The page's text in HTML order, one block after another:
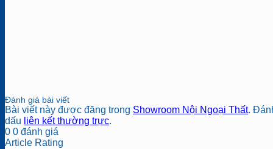
Đánh giá bài viết
Bài viết này được đăng trong Showroom Nội Ngoại Thất.
dấu liên kết thường trực.
0 0 đánh giá
Article Rating